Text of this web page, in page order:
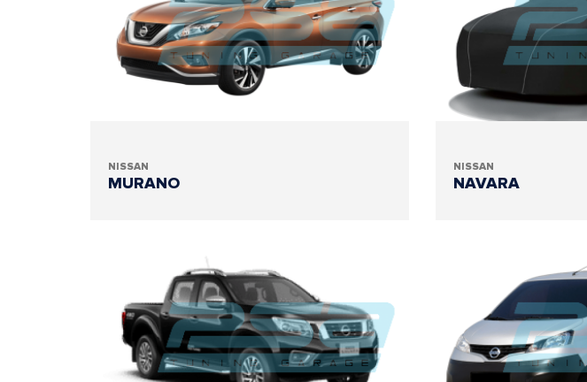
NISSAN
MURANO
NISSAN
NAVARA